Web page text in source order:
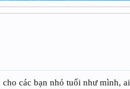
các bạn nhỏ tuổi như mình, ai